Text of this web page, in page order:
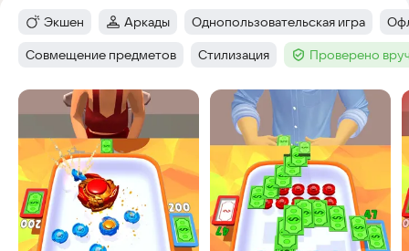
Категория
Экшен Категория:
Аркады Тег:
Однопользовательская игра Тег
Тег:
Совмещение предметов Тег:
Стилизация Тег :Проверено
Скриншоты